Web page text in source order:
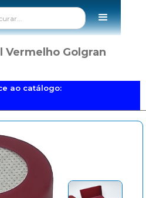
Golgran
ao catálogo: